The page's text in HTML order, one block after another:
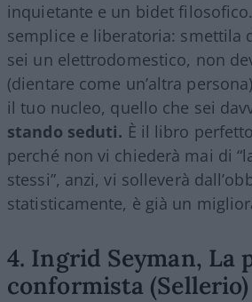
inquietante e un bidet
semplice e liberatoria: smettila
sei un elettrodomestico, non
(dientare come un’altra
il tuo nucleo, quello che sei
stando seduti. È il libro
perché non vi chiederà mai di
stessi”, anzi, vi solleverà
statisticamente, è già un
4. Ingrid Seyman, La
conformista (Sellerio)